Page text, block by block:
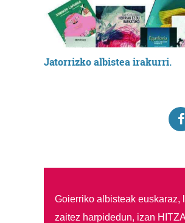
Jatorrizko albistea irakurri.
Goierriko albisteak euskaraz,
zaitez harpidedun, izan